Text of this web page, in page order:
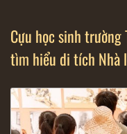
Cựu học sinh trường
tìm hiểu di tích Nhà